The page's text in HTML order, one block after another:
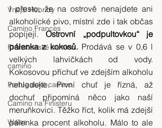
Vnější Hebridy
Camino Frances
Francouzské camino
camino
Portugalské camino
Camino na Finisteru
Wales
I přesto, že na ostrově nenajdete ani
alkoholické pivo, místní zde i tak občas
popíjejí. Ostrovní „podpultovkou“ je
pálenka z kokosů. Prodává se v 0,6 l
velkých lahvičkách od vody.
Kokosovou příchuť ve zdejším alkoholu
nehledejte. První chuť je řízná, až
dochuť připomíná něco jako naší
meruňkovici. Těžko říct, kolik má zdejší
pálenka procent alkoholu. Málo to ale